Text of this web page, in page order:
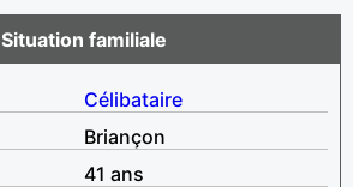
Situation familiale
Célibataire
Briançon
41 ans